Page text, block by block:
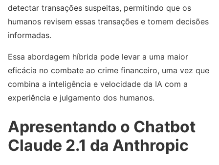
detectar transações suspeitas, permitindo que os
humanos revisem essas transações e tomem decisões
informadas.
Essa abordagem híbrida pode levar a uma maior
eficácia no combate ao crime financeiro, uma vez que
combina a inteligência e velocidade da IA com a
experiência e julgamento dos humanos.
Apresentando o Chatbot
Claude 2.1 da Anthropic